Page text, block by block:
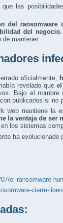
las
del
del negocio.
mantener.
oficialmente,
revelado que
Bajo el nombre
publicarlos si no
web mantiene la
la ventaja de
los sistemas
ha
el-ransomware-
cierre-